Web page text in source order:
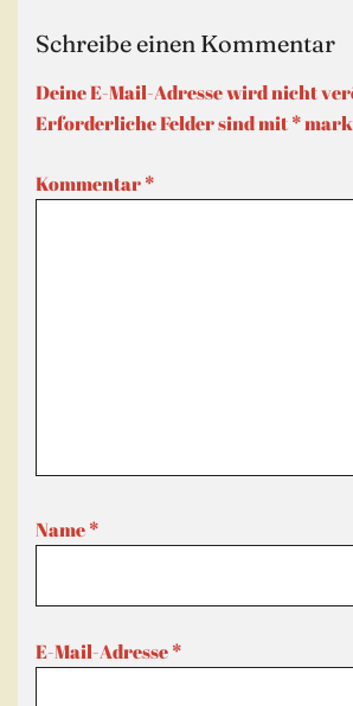
Schreibe einen Kommentar
Deine E-Mail-Adresse wird nicht
Erforderliche Felder sind mit*
Kommentar*
Name*
E-Mail-Adresse*